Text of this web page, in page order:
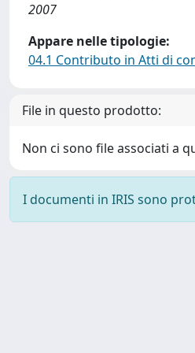
2007
Appare nelle tipologie:
04.1 Contributo in Atti di
File in questo prodotto:
Non ci sono file associati a
I documenti in IRIS sono